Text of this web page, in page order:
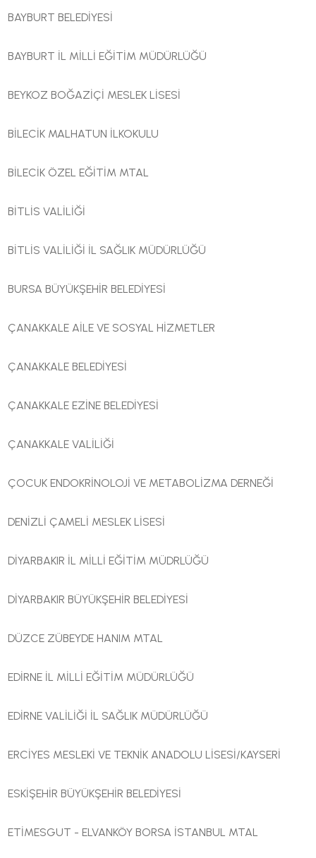
BAYBURT BELEDİYESİ
BAYBURT İL MİLLİ EĞİTİM MÜDÜRLÜĞÜ
BEYKOZ BOĞAZİÇİ MESLEK LİSESİ
BİLECİK MALHATUN İLKOKULU
BİLECİK ÖZEL EĞİTİM MTAL
BİTLİS VALİLİĞİ
BİTLİS VALİLİĞİ İL SAĞLIK MÜDÜRLÜĞÜ
BURSA BÜYÜKŞEHİR BELEDİYESİ
ÇANAKKALE AİLE VE SOSYAL HİZMETLER
ÇANAKKALE BELEDİYESİ
ÇANAKKALE EZİNE BELEDİYESİ
ÇANAKKALE VALİLİĞİ
ÇOCUK ENDOKRİNOLOJİ VE METABOLİZMA DERNEĞİ
DENİZLİ ÇAMELİ MESLEK LİSESİ
DİYARBAKIR İL MİLLİ EĞİTİM MÜDRLÜĞÜ
DİYARBAKIR BÜYÜKŞEHİR BELEDİYESİ
DÜZCE ZÜBEYDE HANIM MTAL
EDİRNE İL MİLLİ EĞİTİM MÜDÜRLÜĞÜ
EDİRNE VALİLİĞİ İL SAĞLIK MÜDÜRLÜĞÜ
ERCİYES MESLEKİ VE TEKNİK ANADOLU LİSESİ/KAYSERİ
ESKİŞEHİR BÜYÜKŞEHİR BELEDİYESİ
ETİMESGUT - ELVANKÖY BORSA İSTANBUL MTAL